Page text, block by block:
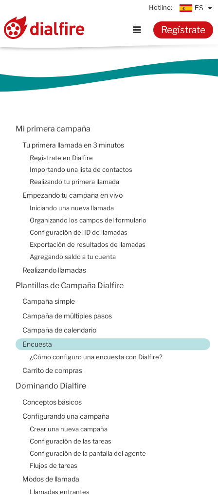
Hotline: ES
Características
Recursos
Conocimientos
Documentación
Contacto
Regístrate
Mi primera campaña
Tu primera llamada en 3 minutos
Registrate en Dialfire
Importando una lista de contactos
Realizando tu primera llamada
Empezando tu campaña en vivo
Iniciando una nueva llamada
Organizando los campos del formulario
Configuración del ID de llamadas
Exportación de resultados de llamadas
Agregando saldo a tu cuenta
Realizando llamadas
Plantillas de Campaña Dialfire
Campaña simple
Campaña de múltiples pasos
Campaña de calendario
Encuesta
¿Cómo configuro una encuesta con Dialfire?
Carrito de compras
Dominando Dialfire
Conceptos básicos
Configurando una campaña
Crear una nueva campaña
Configuración de las tareas
Configuración de la pantalla del agente
Flujos de tareas
Modos de llamada
Llamadas entrantes